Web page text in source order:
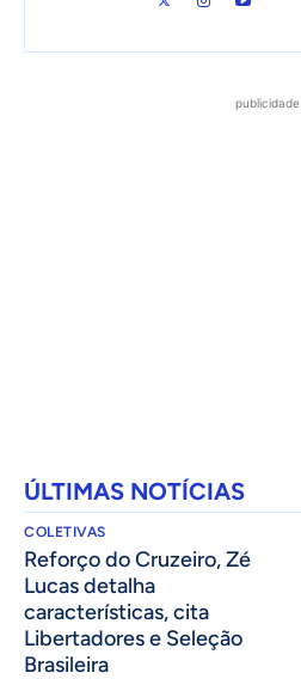
publicidade
ÚLTIMAS NOTÍCIAS
COLETIVAS
⁠Reforço do Cruzeiro, Zé
Lucas detalha
características, cita
Libertadores e Seleção
Brasileira